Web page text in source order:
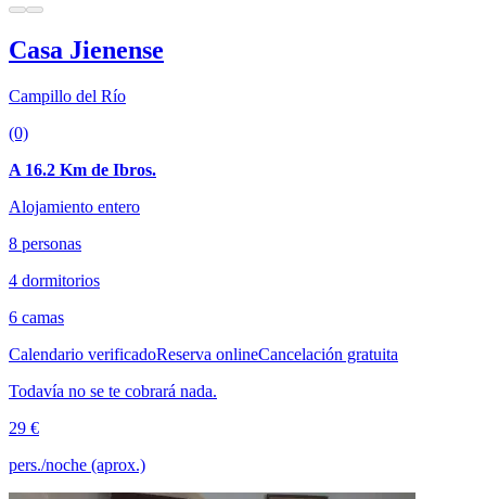
Casa Jienense
Campillo del Río
(0)
A 16.2 Km de Ibros.
Alojamiento entero
8 personas
4 dormitorios
6 camas
Calendario verificadoReserva onlineCancelación gratuita
Todavía no se te cobrará nada.
29 €
pers./noche (aprox.)